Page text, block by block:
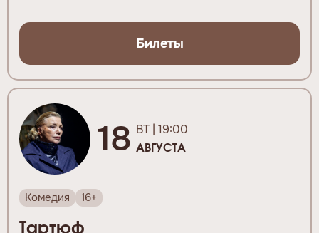
Билеты
18 ВТ | 19:00
АВГУСТА
Комедия 16+
Тартюф